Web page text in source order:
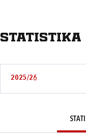
Statistika
2025/26